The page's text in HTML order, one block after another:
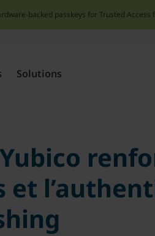
backed passkeys for Trusted Access
Solutions